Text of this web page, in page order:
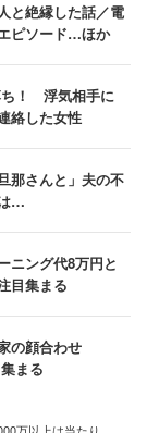
と絶縁した話／電
ピソード…ほか
ち！ 浮気相手に
絡した女性
那さんと」夫の不
…
ニング代8万円と
目集まる
の顔合わせ
まる